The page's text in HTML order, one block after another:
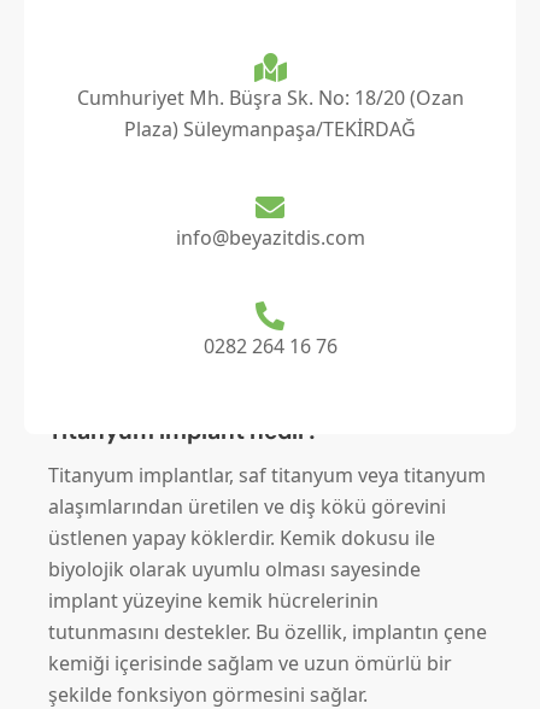
biyouyumluluğa sahip titanyum materyalden
üretilen bu implantlar, çene kemiği ile güçlü bir
bütünleşme sağlayarak doğal diş fonksiyonlarını
tedavilerde sıklıkla tercih edilmektedir.
Uygulama, çoğunlukla klinik ortamında lokal
ileri cerrahi gerektiren durumlarda
ameliyathane şartlarında genel anestezi altında
Titanyum implant nedir?
Titanyum implantlar, saf titanyum veya titanyum
alaşımlarından üretilen ve diş kökü görevini
üstlenen yapay köklerdir. Kemik dokusu ile
biyolojik olarak uyumlu olması sayesinde
implant yüzeyine kemik hücrelerinin
tutunmasını destekler. Bu özellik, implantın çene
kemiği içerisinde sağlam ve uzun ömürlü bir
şekilde fonksiyon görmesini sağlar.
Cumhuriyet Mh. Büşra Sk. No: 18/20 (Ozan
Plaza) Süleymanpaşa/TEKİRDAĞ
info@beyazitdis.com
0282 264 16 76